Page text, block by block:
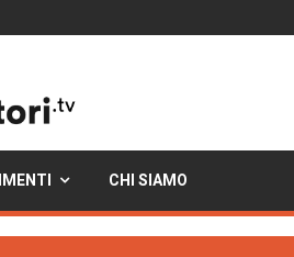
CHI SIAMO